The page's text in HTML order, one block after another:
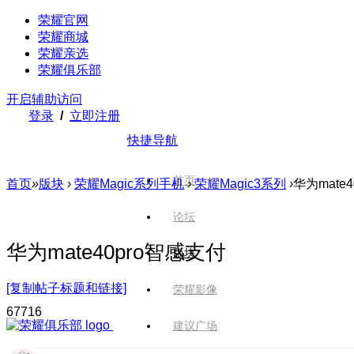
荣耀官网
荣耀商城
荣耀亲选
荣耀俱乐部
开启辅助访问
登录 / 立即注册
快捷导航
首页
论坛
版块
荣耀影像
建议广场
首页»版块 › 荣耀Magic系列手机 › 荣耀Magic3系列 ›华为
华为mate40pro智感支付
[复制帖子标题和链接]
67716